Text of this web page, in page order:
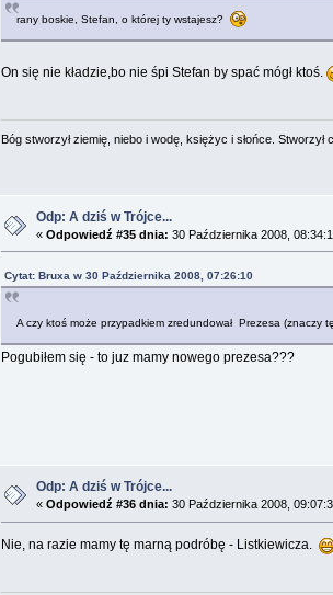
rany boskie, Stefan, o której ty wstajesz?
On się nie kładzie,bo nie śpi Stefan by spać mógł ktoś.
Bóg stworzył ziemię, niebo i wodę, księżyc i słońce. Stworzył
Odp: A dziś w Trójce...
«Odpowiedź #35 dnia: 30 Października 2008,
Cytat: Bruxa w 30 Października 2008, 07:26:10
A czy ktoś może przypadkiem zredundował Prezesa (znaczy
Pogubiłem się - to juz mamy nowego prezesa???
Odp: A dziś w Trójce...
«Odpowiedź #36 dnia: 30 Października 2008,
Nie, na razie mamy tę marną podróbę - Listkiewicza.